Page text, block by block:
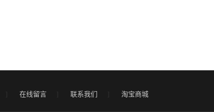
在线留言 联系我们 淘宝商城